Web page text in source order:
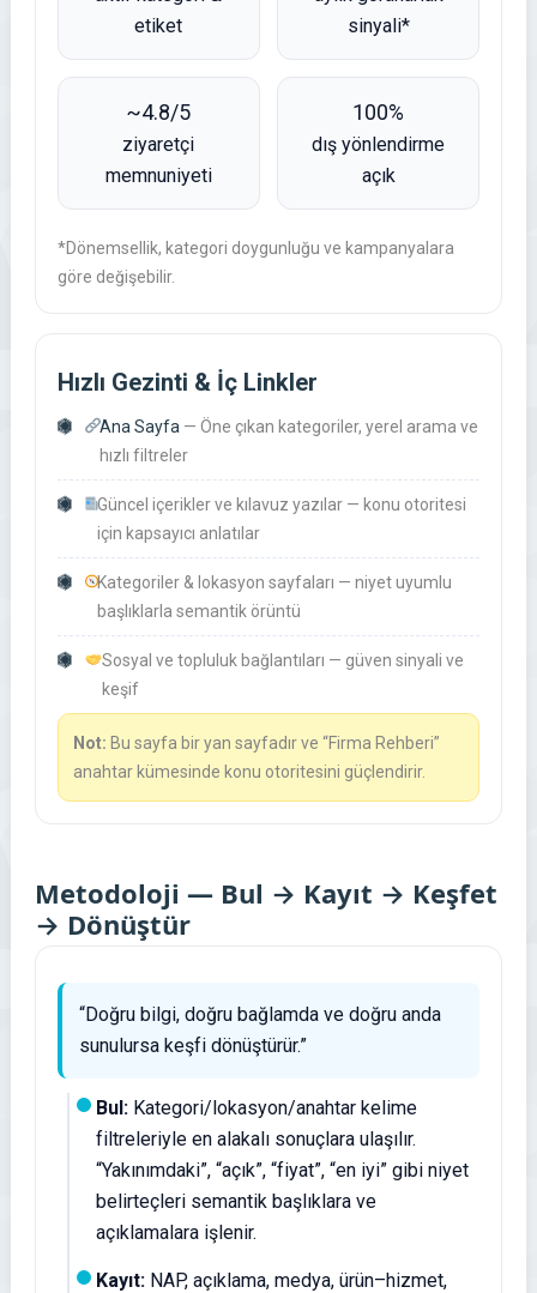
etiket
sinyali*
~4.8/5
ziyaretçi
memnuniyeti
100%
dış yönlendirme
açık
*Dönemsellik, kategori doygunluğu ve kampanyalara
göre değişebilir.
Hızlı Gezinti & İç Linkler
Ana Sayfa — Öne çıkan kategoriler, yerel arama ve
hızlı filtreler
Güncel içerikler ve kılavuz yazılar — konu otoritesi
için kapsayıcı anlatılar
Kategoriler & lokasyon sayfaları — niyet uyumlu
başlıklarla semantik örüntü
Sosyal ve topluluk bağlantıları — güven sinyali ve
keşif
Not: Bu sayfa biryan sayfadırve “Firma Rehberi”
anahtar kümesinde konu otoritesini güçlendirir.
Metodoloji — Bul → Kayıt → Keşfet
→ Dönüştür
“Doğru bilgi, doğru bağlamda ve doğru anda
sunulursa keşfi dönüştürür.”
Bul:Kategori/lokasyon/anahtar kelime
filtreleriyle en alakalı sonuçlara ulaşılır.
“Yakınımdaki”, “açık”, “fiyat”, “en iyi” gibi niyet
belirteçleri semantik başlıklara ve
açıklamalara işlenir.
Kayıt:NAP, açıklama, medya, ürün–hizmet,